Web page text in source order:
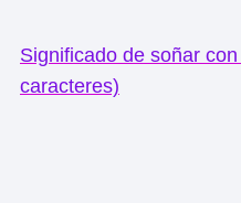
Significado de soñar
caracteres)